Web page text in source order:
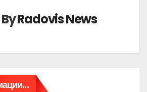
ByRadovis News